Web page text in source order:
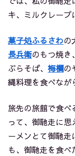
キ、ミルクレープ
菓子処ふるさわの
長兵衛のもつ焼き、
ぷらそば、 梅欄の
縄料理を食べなが
旅先の旅館で食
って、御馳走に
ーメンとて御馳
も、御馳走を食べ